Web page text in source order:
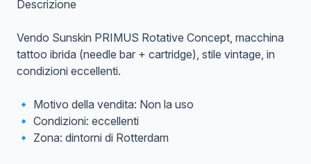
Descrizione
Vendo Sunskin PRIMUS Rotative Concept, macchina
tattoo ibrida (needle bar + cartridge), stile vintage, in
condizioni eccellenti.
🔹 Motivo della vendita: Non la uso
🔹 Condizioni: eccellenti
🔹 Zona: dintorni di Rotterdam